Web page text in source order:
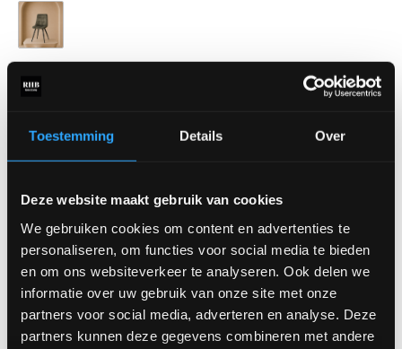
Toestemming Details Over
Deze website maakt gebruik van cookies
We gebruiken cookies om content en advertenties te
personaliseren, om functies voor social media te bieden
en om ons websiteverkeer te analyseren. Ook delen we
informatie over uw gebruik van onze site met onze
partners voor social media, adverteren en analyse. Deze
partners kunnen deze gegevens combineren met andere
Eetkamerstoel Jelt
praktisch comfort. De slanke lijnen en compacte vorm maken
Breedte: 45 cm
Diepte: 52 cm
Rughoogte: 84 cm
Zithoogte: 50 cm
Verkrijgbaar in diverse stoffen.
Prijs is vanaf €79,-